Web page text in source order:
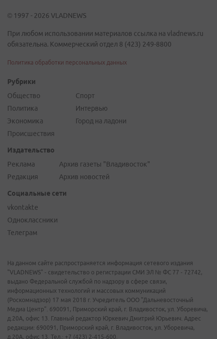
© 1997 - 2026 VLADNEWS
При любом использовании материалов ссылка на vladnews.ru
обязательна. Коммерческий отдел 8 (423) 249-8800
Политика обработки персональных данных
Рубрики
Общество
Политика
Экономика
Происшествия
Спорт
Интервью
Город на ладони
Издательство
Реклама
Редакция
Архив газеты "Владивосток"
Архив новостей
Социальные сети
vkontakte
Одноклассники
Телеграм
На данном сайте распространяется информация сетевого издания
"VLADNEWS" - свидетельство о регистрации СМИ ЭЛ № ФС 77 - 72742,
выдано Федеральной службой по надзору в сфере связи,
информационных технологий и массовых коммуникаций
(Роскомнадзор) 17 мая 2018 г. Учредитель ООО "Дальневосточный
Медиа Центр". 690091, Приморский край, г. Владивосток, ул. Уборевича,
д.20А, офис 13. Главный редактор Юркевич Дмитрий Юрьевич. Адрес
редакции: 690091, Приморский край, г. Владивосток, ул. Уборевича,
д.20А, офис 13. Тел.: +7 (423) 2-415-600.